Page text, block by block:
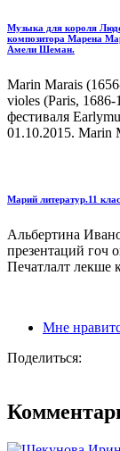
Музыка для короля
композитора Марена
Амели Шеман.
Marin Marais
violes (Paris,
фестиваля
01.10.2015. Marin
Марий литератур.11
Альбертина
презентаций гоч
Печатлалт лекше
Мне
Поделиться: